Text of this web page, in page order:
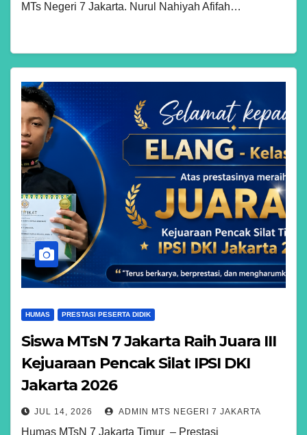
MTs Negeri 7 Jakarta. Nurul Nahiyah Afifah…
HUMAS PRESTASI PESERTA DIDIK
Siswa MTsN 7 Jakarta Raih Juara III
Kejuaraan Pencak Silat IPSI DKI
Jakarta 2026
JUL 14, 2026 ADMIN MTS NEGERI 7 JAKARTA
Humas MTsN 7 Jakarta Timur – Prestasi